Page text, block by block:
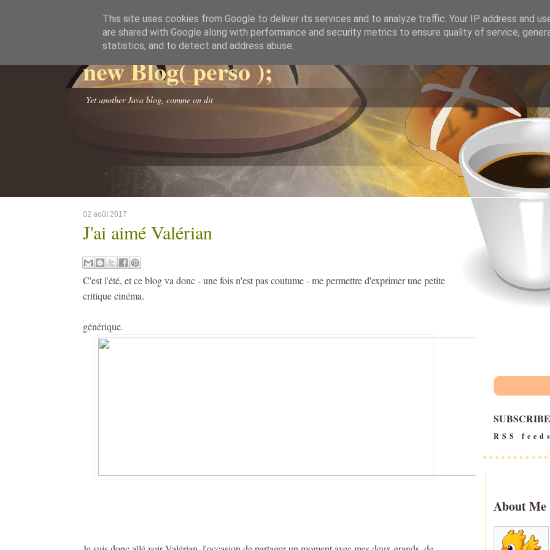
new Blog( perso );
Yet another Java blog, comme on dit
02 août 2017
J'ai aimé Valérian
C'est l'été, et ce blog va donc - une fois n'est pas coutume - me permettre d'exprimer une petite
critique cinéma.
générique.
SUBSCRIBE
RSS
About Me
This site uses cookies from Google to deliver its services and to analyze traffic. Your IP address and
are shared with Google along with performance and security metrics to ensure quality of service,
statistics, and to detect and address abuse.